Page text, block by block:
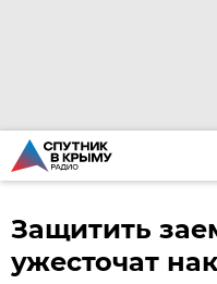
Защитить
ужесточат